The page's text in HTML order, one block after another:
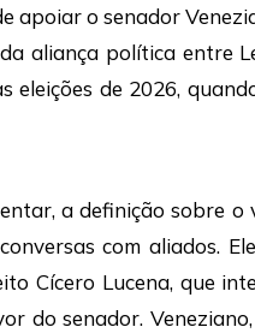
apoiar o senador
aliança política entre
eleições de 2026,
a definição sobre
com aliados.
Cícero Lucena, que
do senador.